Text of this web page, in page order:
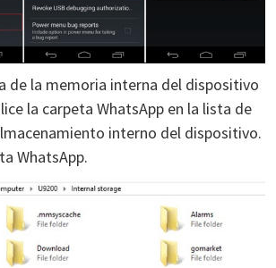
de la memoria interna del dispositivo
la carpeta WhatsApp en la lista de
interno del dispositivo.
WhatsApp.